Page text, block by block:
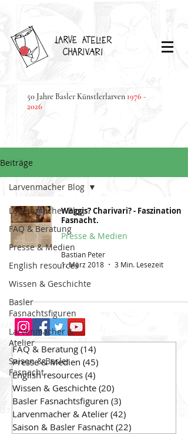
50 Jahre Basler Künstlerlarven 1976 -
2026
Beiträge
Larvenmacher Blog
FAQ & Beratung
Presse & Medien
English resources
Wissen & Geschichte
Basler
Fasnachtsfiguren
Larvenmacher &
Atelier
Saison & Basler
Fasnacht
Larvenmacher Blog
Waggis? Charivari? - Faszination
Fasnacht.
Presse & Medien
Bastian Peter
1. März 2018
3 Min. Lesezeit
FAQ & Beratung (14)
Presse & Medien (45)
English resources (4)
Wissen & Geschichte (20)
Basler Fasnachtsfiguren (3)
Larvenmacher & Atelier (42)
Saison & Basler Fasnacht (22)